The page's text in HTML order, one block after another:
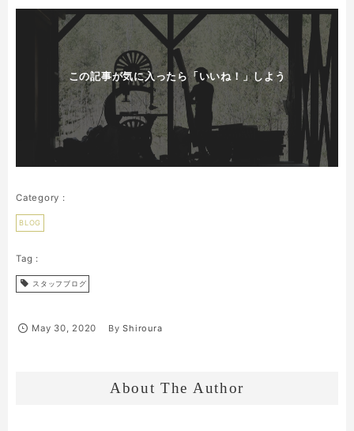
この記事が気に入ったら「いいね！」しよう
BLOG
スタッフブログ
May 30, 2020 ByShiroura
About The Author